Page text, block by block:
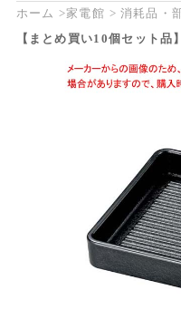
ホーム 家電館
消耗品・
【まとめ買い10個セット